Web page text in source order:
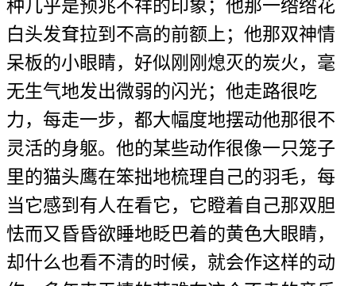
种几乎是预兆不祥的印象；他那一绺绺花
白头发耷拉到不高的前额上；他那双神情
呆板的小眼睛，好似刚刚熄灭的炭火，毫
无生气地发出微弱的闪光；他走路很吃
力，每走一步，都大幅度地摆动他那很不
灵活的身躯。他的某些动作很像一只笼子
里的猫头鹰在笨拙地梳理自己的羽毛，每
当它感到有人在看它，它瞪着自己那双胆
怯而又昏昏欲睡地眨巴着的黄色大眼睛，
却什么也看不清的时候，就会作这样的动